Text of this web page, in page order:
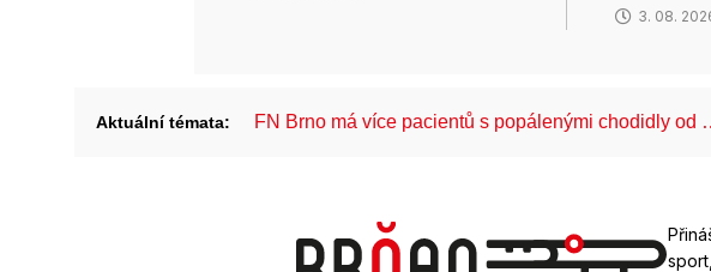
3. 08.
Aktuální témata: FN Brno má více pacientů s popálenými chodidly od